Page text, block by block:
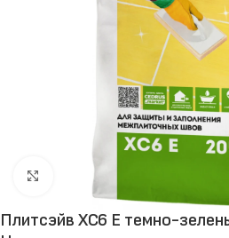
Нажмите, чтобы увеличить
Плитсэйв XC6 E темно-